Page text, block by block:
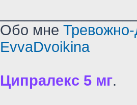
Обо мне Тревожно-
EvvaDvoikina
Ципралекс 5 мг.